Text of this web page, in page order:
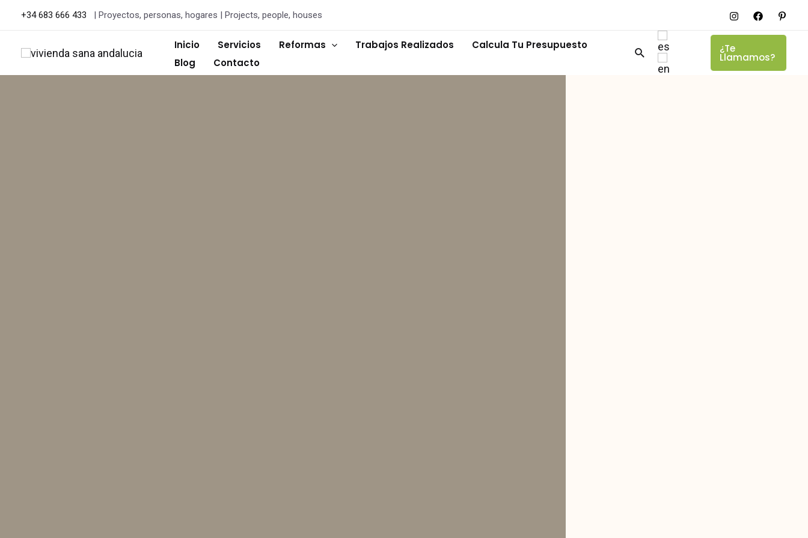
+34 683 666 433 | Proyectos, personas, hogares | Projects, people, houses
Inicio Servicios Reformas Trabajos Realizados
Calcula Tu Presupuesto
Blog
Contacto
¿Te
Llamamos?